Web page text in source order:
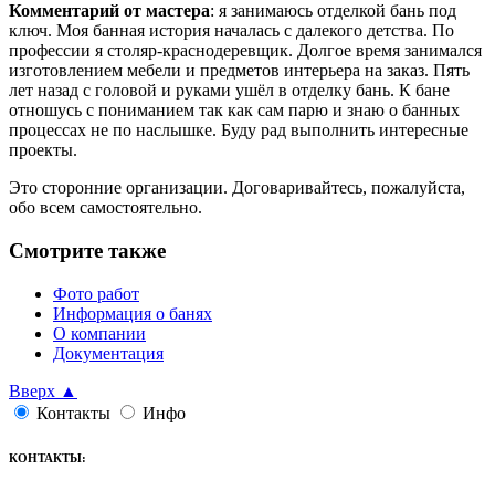
Комментарий от мастера: я занимаюсь отделкой бань под
ключ. Моя банная история началась с далекого детства. По
профессии я столяр-краснодеревщик. Долгое время занимался
изготовлением мебели и предметов интерьера на заказ. Пять
лет назад с головой и руками ушёл в отделку бань. К бане
отношусь с пониманием так как сам парю и знаю о банных
процессах не по наслышке. Буду рад выполнить интересные
проекты.
Это сторонние организации. Договаривайтесь, пожалуйста,
обо всем самостоятельно.
Смотрите также
Фото работ
Информация о банях
О компании
Документация
Вверх ▲
Контакты
Инфо
КОНТАКТЫ: